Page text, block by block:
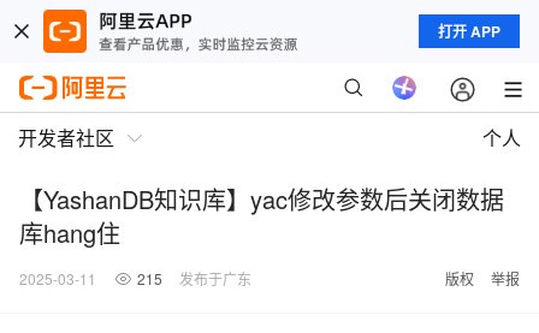
打开 APP
开发者社区 个人
【YashanDB知识库】yac修改参数后关闭数据
库hang住
2025-03-11 215 发布于广东 版权 举报